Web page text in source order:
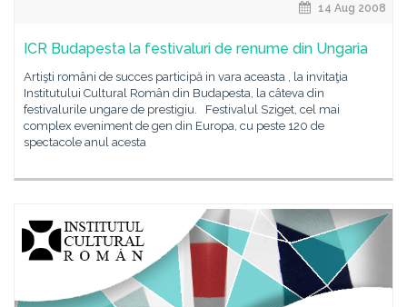
14 Aug 2008
ICR Budapesta la festivaluri de renume din Ungaria
Artişti români de succes participă in vara aceasta , la invitaţia
Institutului Cultural Român din Budapesta, la câteva din
festivalurile ungare de prestigiu. Festivalul Sziget, cel mai
complex eveniment de gen din Europa, cu peste 120 de
spectacole anul acesta